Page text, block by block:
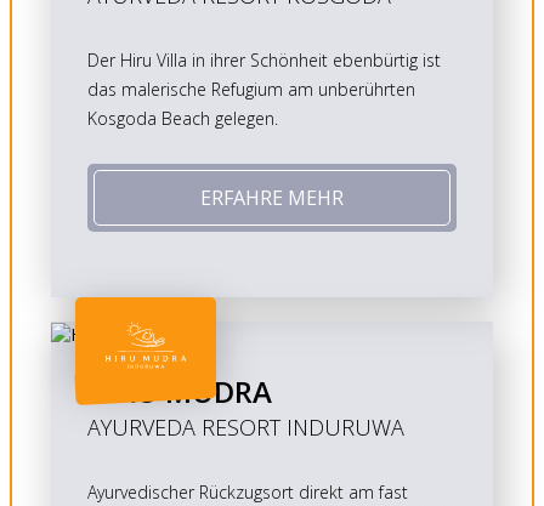
Der Hiru Villa in ihrer Schönheit ebenbürtig ist
das malerische Refugium am unberührten
Kosgoda Beach gelegen.
ERFAHRE MEHR
HIRU MUDRA
AYURVEDA RESORT INDURUWA
Ayurvedischer Rückzugsort direkt am fast